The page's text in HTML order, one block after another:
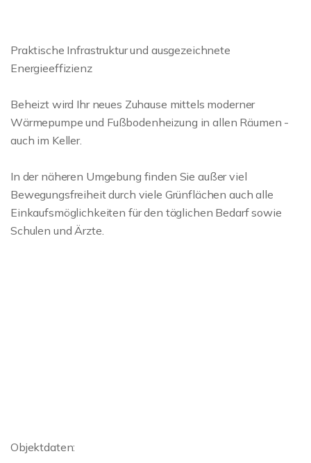
Praktische Infrastruktur und ausgezeichnete
Energieeffizienz
Beheizt wird Ihr neues Zuhause mittels moderner
Wärmepumpe und Fußbodenheizung in allen Räumen -
auch im Keller.
In der näheren Umgebung finden Sie außer viel
Bewegungsfreiheit durch viele Grünflächen auch alle
Einkaufsmöglichkeiten für den täglichen Bedarf sowie
Schulen und Ärzte.
Objektdaten: